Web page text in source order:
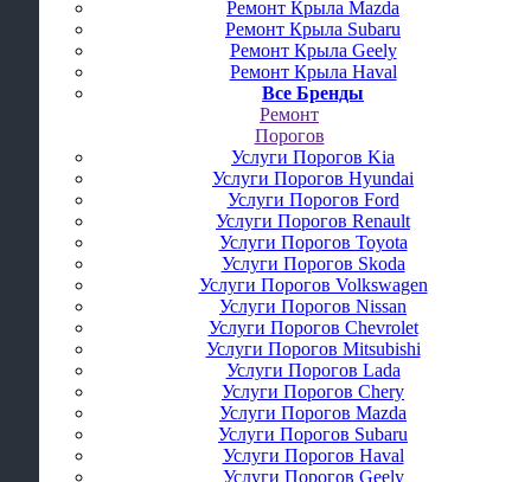
Ремонт Крыла Mazda
Ремонт Крыла Subaru
Ремонт Крыла Geely
Ремонт Крыла Haval
Все Бренды
Ремонт
Порогов
Услуги Порогов Kia
Услуги Порогов Hyundai
Услуги Порогов Ford
Услуги Порогов Renault
Услуги Порогов Toyota
Услуги Порогов Skoda
Услуги Порогов Volkswagen
Услуги Порогов Nissan
Услуги Порогов Chevrolet
Услуги Порогов Mitsubishi
Услуги Порогов Lada
Услуги Порогов Chery
Услуги Порогов Mazda
Услуги Порогов Subaru
Услуги Порогов Haval
Услуги Порогов Geely